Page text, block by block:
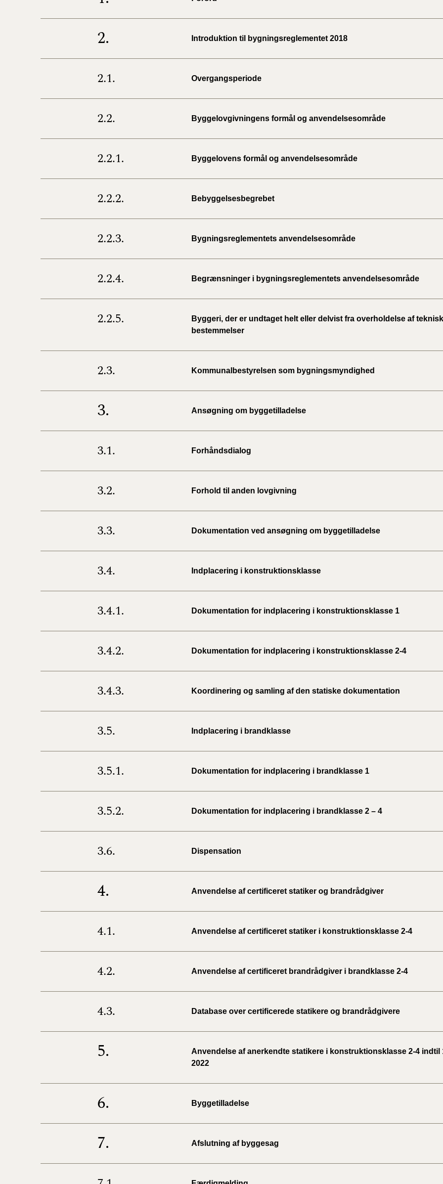
2. Introduktion til bygningsreglementet 2018
2.1. Overgangsperiode
2.2. Byggelovgivningens formål og anvendelsesområde
2.2.1. Byggelovens formål og anvendelsesområde
2.2.2. Bebyggelsesbegrebet
2.2.3. Bygningsreglementets anvendelsesområde
2.2.4. Begrænsninger i bygningsreglementets anvendelsesområde
2.2.5.
Byggeri, der er undtaget helt eller delvist fra overholdelse af
bestemmelser
2.3. Kommunalbestyrelsen som bygningsmyndighed
3. Ansøgning om byggetilladelse
3.1. Forhåndsdialog
3.2. Forhold til anden lovgivning
3.3. Dokumentation ved ansøgning om byggetilladelse
3.4. Indplacering i konstruktionsklasse
3.4.1. Dokumentation for indplacering i konstruktionsklasse 1
3.4.2. Dokumentation for indplacering i konstruktionsklasse 2-4
3.4.3. Koordinering og samling af den statiske dokumentation
3.5. Indplacering i brandklasse
3.5.1. Dokumentation for indplacering i brandklasse 1
3.5.2. Dokumentation for indplacering i brandklasse 2 – 4
3.6. Dispensation
4. Anvendelse af certificeret statiker og brandrådgiver
4.1. Anvendelse af certificeret statiker i konstruktionsklasse 2-4
4.2. Anvendelse af certificeret brandrådgiver i brandklasse 2-4
4.3. Database over certificerede statikere og brandrådgivere
5.
Anvendelse af anerkendte statikere i konstruktionsklasse 2-4 indtil
2022
6. Byggetilladelse
7. Afslutning af byggesag